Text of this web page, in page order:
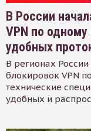
В России
VPN по
удобных
В регионах
блокировок VPN
технические
удобных и